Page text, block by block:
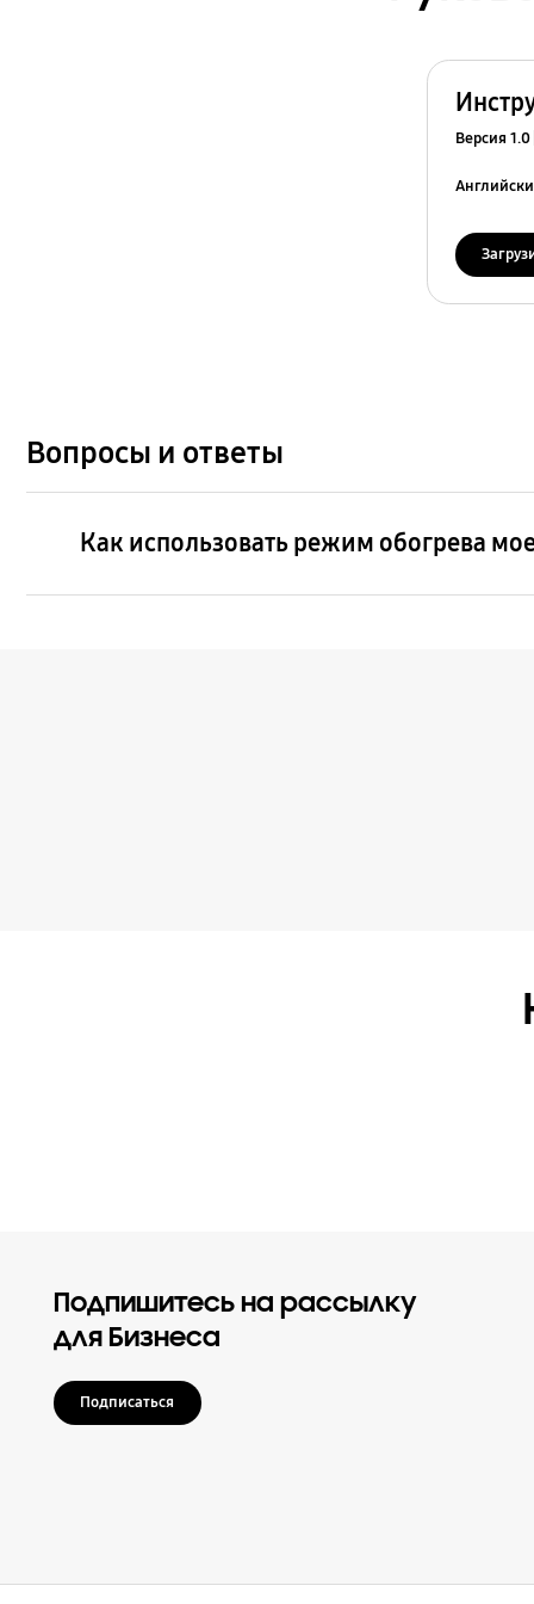
Версия 1.0
Вопросы и ответы
Как использовать режим обогрева
Подпишитесь на рассылку
для Бизнеса
Подписаться